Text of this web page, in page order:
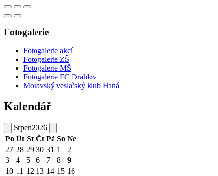
Fotogalerie
Fotogalerie akcí
Fotogalerie ZŠ
Fotogalerie MŠ
Fotogalerie FC Drahlov
Moravský veslařský klub Haná
Kalendář
Srpen2026
Po Út St Čt Pá So Ne
27 28 29 30 31 1
2
3
4 5 6 7 8
9
10 11 12 13 14 15 16